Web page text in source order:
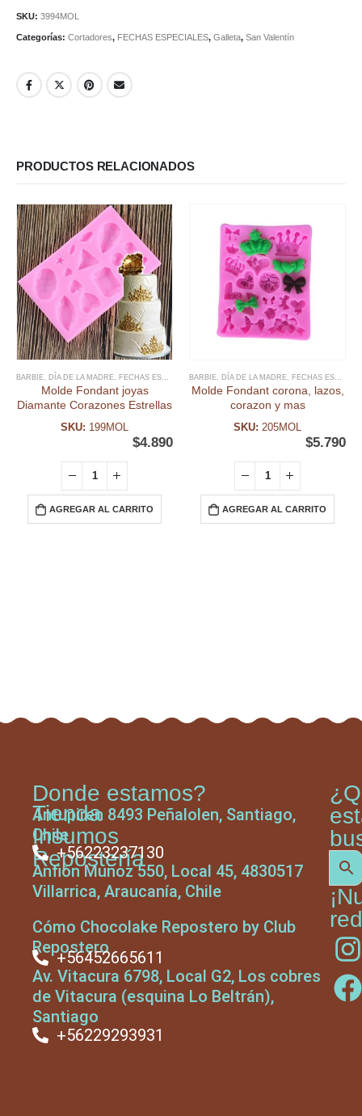
SKU: 3994MOL
Categorías: Cortadores, FECHAS ESPECIALES, Galleta, San Valentín
PRODUCTOS RELACIONADOS
BARBIE, DÍA DE LA MADRE, FECHAS ESPECIALES ,FONDANT,MOLDE FONDANT,MOLDES
Molde Fondant joyas
Diamante Corazones Estrellas
SKU: 199MOL
$4.890
AGREGAR AL CARRITO
BARBIE, DÍA DE LA MADRE, FECHAS ESPECIALES
Molde Fondant corona, lazos,
corazon y mas
SKU: 205MOL
$5.790
AGREGAR AL CARRITO
Tienda
Insumos
Repostería
Donde estamos?
Antupiren 8493 Peñalolen, Santiago,
Chile
+56223237130
Anfión Muñoz 550, Local 45, 4830517
Villarrica, Araucanía, Chile
Cómo Chocolake Repostero by Club
Repostero
+56452665611
Av. Vitacura 6798, Local G2, Los cobres
de Vitacura (esquina Lo Beltrán),
Santiago
+56229293931